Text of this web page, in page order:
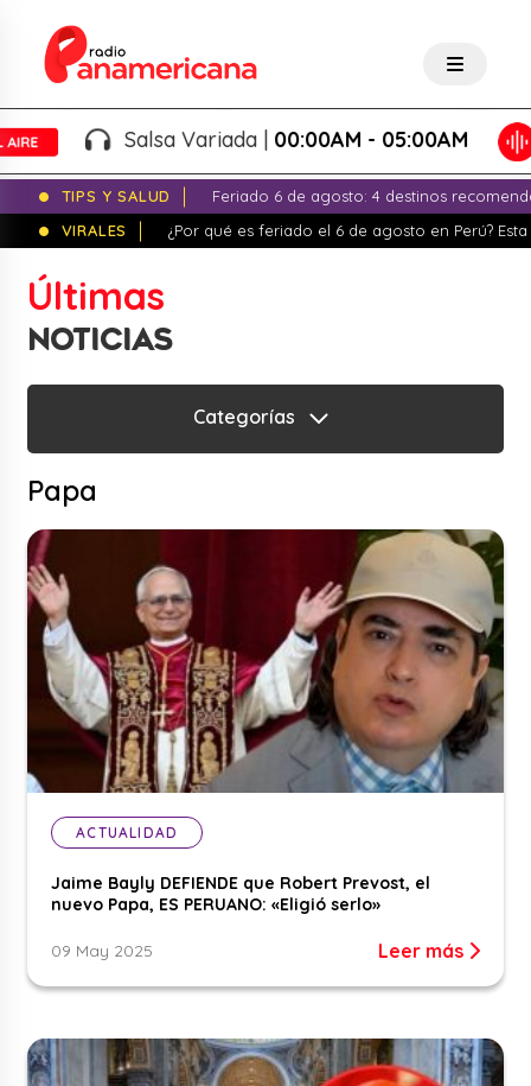
Salsa Variada |00:00AM - 05:00AM
TIPS Y SALUD
Feriado 6 de agosto: 4 destinos
VIRALES
¿Por qué es feriado el 6 de agosto en Perú?
Últimas
NOTICIAS
Categorías
Papa
ACTUALIDAD
Jaime Bayly DEFIENDE que Robert Prevost, el
nuevo Papa, ES PERUANO: «Eligió serlo»
09 May 2025 Leer más